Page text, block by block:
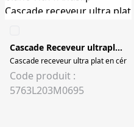
Cascade Receveur ultraplat en céramique, rectangulaire 100 cm
Cascade receveur ultra plat en
Code produit :
5763L203M0695